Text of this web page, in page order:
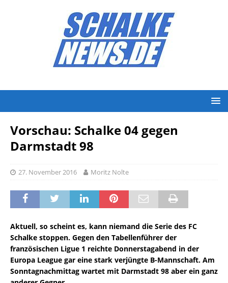
Vorschau: Schalke 04 gegen
Darmstadt 98
27. November 2016 Moritz Nolte
Aktuell, so scheint es, kann niemand die Serie des FC
Schalke stoppen. Gegen den Tabellenführer der
französischen Ligue 1 reichte Donnerstagabend in der
Europa League gar eine stark verjüngte B-Mannschaft. Am
Sonntagnachmittag wartet mit Darmstadt 98 aber ein ganz